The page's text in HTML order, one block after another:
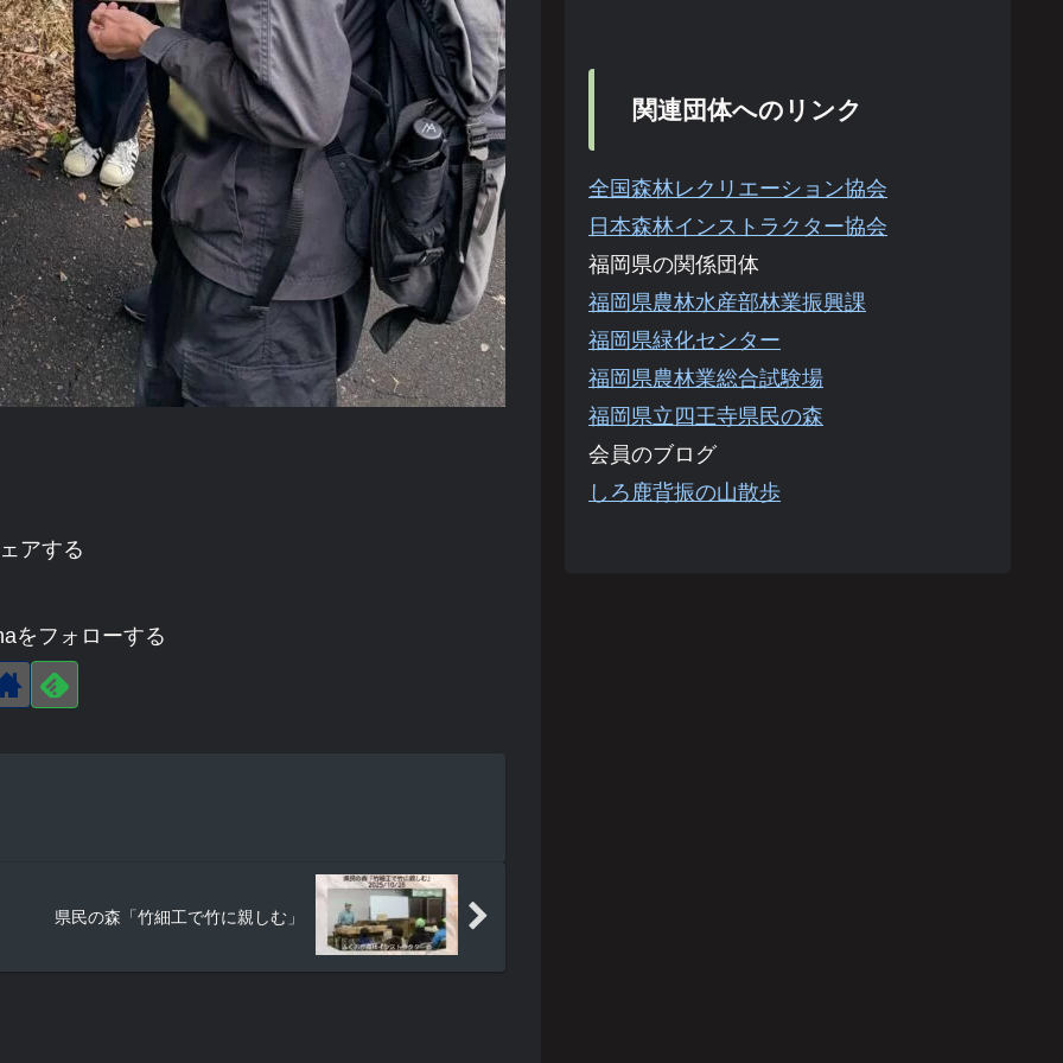
アする
をフォローする
県民の森「竹細工で竹に親しむ」
関連団体へのリンク
全国森林レクリエーション協会
日本森林インストラクター協会
福岡県の関係団体
福岡県農林水産部林業振興課
福岡県緑化センター
福岡県農林業総合試験場
福岡県立四王寺県民の森
会員のブログ
しろ鹿背振の山散歩